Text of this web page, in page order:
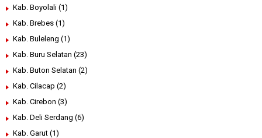
Kab. Boyolali (1)
Kab. Brebes (1)
Kab. Buleleng (1)
Kab. Buru Selatan (23)
Kab. Buton Selatan (2)
Kab. Cilacap (2)
Kab. Cirebon (3)
Kab. Deli Serdang (6)
Kab. Garut (1)